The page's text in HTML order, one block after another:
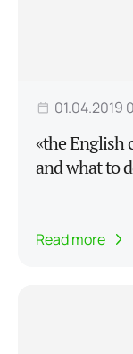
01.04.2019
«the English
and what to
Read more